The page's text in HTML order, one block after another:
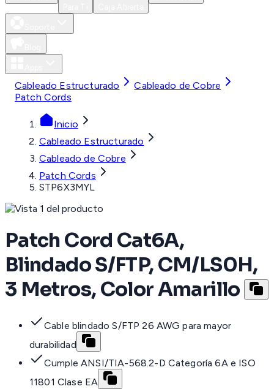
Cableado Estructurado
Cableado de Cobre
Patch Cords
Inicio
Cableado Estructurado
Cableado de Cobre
Patch Cords
STP6X3MYL
Patch Cord Cat6A,
Blindado S/FTP, CM/LS0H,
3 Metros, Color Amarillo
Cable blindado S/FTP 26 AWG para mayor
durabilidad
Cumple ANSI/TIA-568.2-D Categoría 6A e ISO
11801 Clase EA